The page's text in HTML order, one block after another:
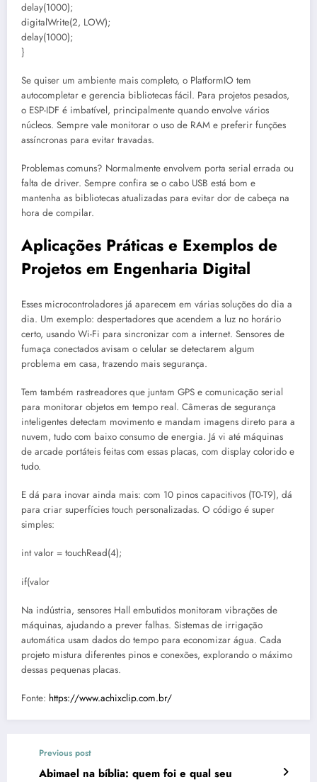
delay(1000);
digitalWrite(2, LOW);
delay(1000);
}
Se quiser um ambiente mais completo, o PlatformIO tem
autocompletar e gerencia bibliotecas fácil. Para projetos pesados,
o ESP-IDF é imbatível, principalmente quando envolve vários
núcleos. Sempre vale monitorar o uso de RAM e preferir funções
assíncronas para evitar travadas.
Problemas comuns? Normalmente envolvem porta serial errada ou
falta de driver. Sempre confira se o cabo USB está bom e
mantenha as bibliotecas atualizadas para evitar dor de cabeça na
hora de compilar.
Aplicações Práticas e Exemplos de
Projetos em Engenharia Digital
Esses microcontroladores já aparecem em várias soluções do dia a
dia. Um exemplo: despertadores que acendem a luz no horário
certo, usando Wi-Fi para sincronizar com a internet. Sensores de
fumaça conectados avisam o celular se detectarem algum
problema em casa, trazendo mais segurança.
Tem também rastreadores que juntam GPS e comunicação serial
para monitorar objetos em tempo real. Câmeras de segurança
inteligentes detectam movimento e mandam imagens direto para a
nuvem, tudo com baixo consumo de energia. Já vi até máquinas
de arcade portáteis feitas com essas placas, com display colorido e
tudo.
E dá para inovar ainda mais: com 10 pinos capacitivos (T0-T9), dá
para criar superfícies touch personalizadas. O código é super
simples:
int valor = touchRead(4);
if(valor
Na indústria, sensores Hall embutidos monitoram vibrações de
máquinas, ajudando a prever falhas. Sistemas de irrigação
automática usam dados do tempo para economizar água. Cada
projeto mistura diferentes pinos e conexões, explorando o máximo
dessas pequenas placas.
Fonte: https://www.achixclip.com.br/
Previous post
Abimael na bíblia: quem foi e qual seu